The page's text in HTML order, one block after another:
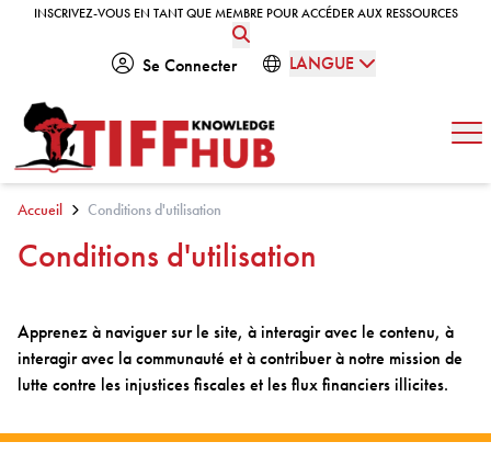
Skip to content
INSCRIVEZ-VOUS EN TANT QUE MEMBRE POUR ACCÉDER AUX RESSOURCES
INSCRIVEZ-VOUS EN TANT QUE MEMBRE POUR ACCÉDER AUX RESSOURCES
Se Connecter LANGUE
Accueil Conditions d'utilisation
Conditions d'utilisation
Apprenez à naviguer sur le site, à interagir avec le contenu, à
interagir avec la communauté et à contribuer à notre mission de
lutte contre les injustices fiscales et les flux financiers illicites.